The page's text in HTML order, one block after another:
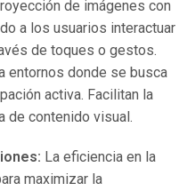
de imágenes con
a los usuarios interactuar
de toques o gestos.
entornos donde se busca
activa. Facilitan la
de contenido visual.
La eficiencia en la
maximizar la